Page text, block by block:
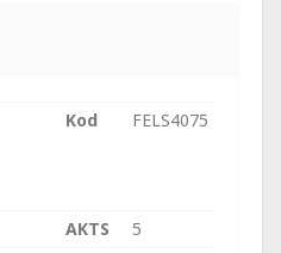
Kod FELS4075
AKTS
5